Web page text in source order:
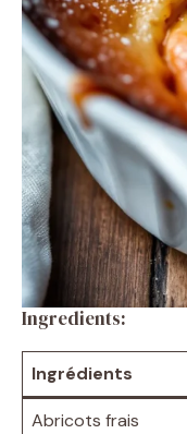
Ingredients:
Ingrédients
Abricots frais